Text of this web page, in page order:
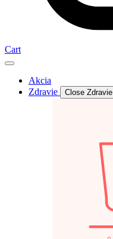
Cart
Akcia
Zdravie
Close Zdravie